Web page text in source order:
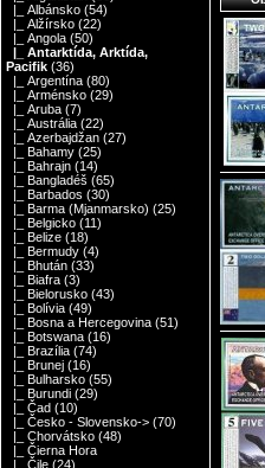
|_ Albánsko (54)
|_ Alžírsko (22)
|_ Angola (50)
|_ Antarktída, Arktída,
Pacifik (36)
|_ Argentína (80)
|_ Arménsko (29)
|_ Aruba (7)
|_ Austrália (22)
|_ Azerbajdžan (27)
|_ Bahamy (25)
|_ Bahrajn (14)
|_ Bangladéš (65)
|_ Barbados (30)
|_ Barma (Mjanmarsko) (25)
|_ Belgicko (11)
|_ Belize (18)
|_ Bermudy (4)
|_ Bhután (33)
|_ Biafra (3)
|_ Bielorusko (43)
|_ Bolívia (49)
|_ Bosna a Hercegovina (51)
|_ Botswana (16)
|_ Brazília (74)
|_ Brunej (16)
|_ Bulharsko (55)
|_ Burundi (29)
|_ Čad (10)
|_ Česko - Slovensko-> (70)
|_ Chorvátsko (48)
|_ Čierna Hora
|_ Čile (24)